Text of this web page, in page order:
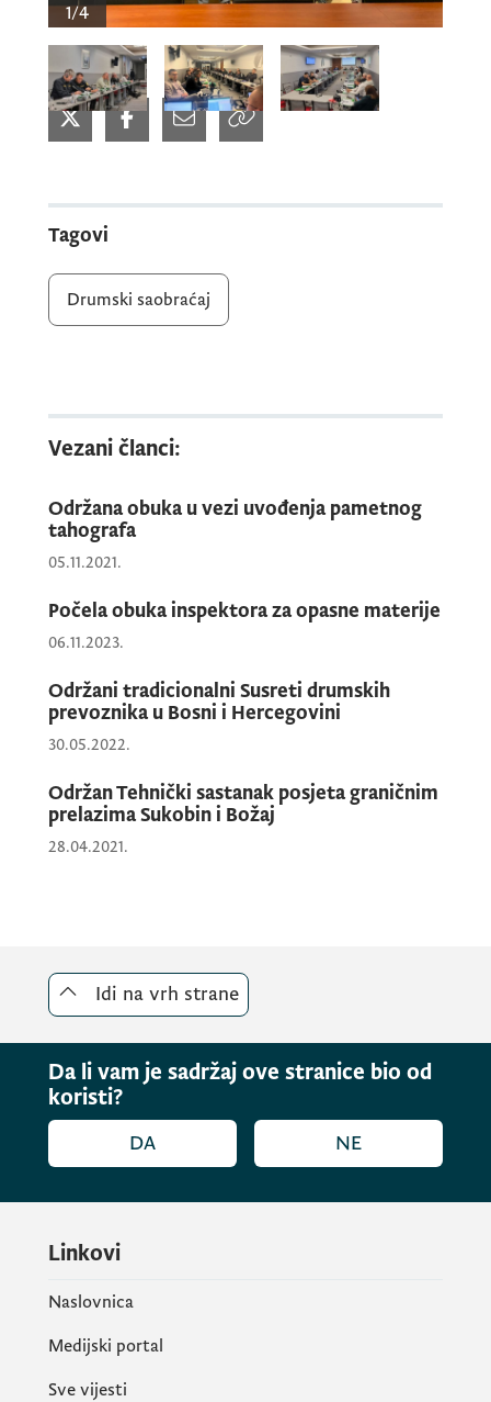
Obuku su sproveli eksperti iz predmetnih
oblastiKrzysztof Nowak izPoljske,Spasoje
MicićizBosne i Hercegovineiprof. dr
Milanko DamjanovićizCrne
1/4
Tagovi
Drumski saobraćaj
Vezani članci:
Održana obuka u vezi uvođenja pametnog
tahografa
05.11.2021.
Počela obuka inspektora za opasne materije
06.11.2023.
Održani tradicionalni Susreti drumskih
prevoznika u Bosni i Hercegovini
30.05.2022.
Održan Tehnički sastanak posjeta graničnim
prelazima Sukobin i Božaj
28.04.2021.
Idi na vrh strane
Da li vam je sadržaj ove stranice bio od
koristi?
DA NE
Linkovi
Naslovnica
Medijski portal
Sve vijesti